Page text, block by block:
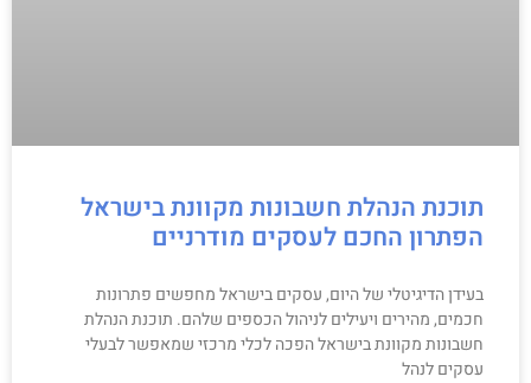
תוכנת הנהלת חשבונות מקוונת בישראל
הפתרון החכם לעסקים מודרניים
בעידן הדיגיטלי של היום, עסקים בישראל מחפשים פתרונות
חכמים, מהירים ויעילים לניהול הכספים שלהם. תוכנת הנהלת
חשבונות מקוונת בישראל הפכה לכלי מרכזי שמאפשר לבעלי
עסקים לנהל